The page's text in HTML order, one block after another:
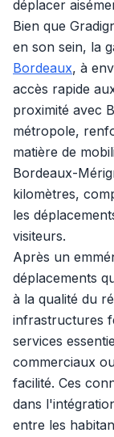
déplacer
Bien que
en son sein, la
Bordeaux, à
accès rapide
proximité avec
métropole,
matière de
Bordeaux-
kilomètres,
les
visiteurs.
Après un
déplacements
à la qualité du
infrastructures
services
commerciaux
facilité. Ces
dans
entre les